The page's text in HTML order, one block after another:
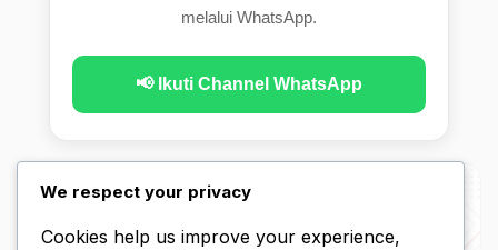
melalui WhatsApp.
📢 Ikuti Channel WhatsApp
We respect your privacy
Cookies help us improve your experience,